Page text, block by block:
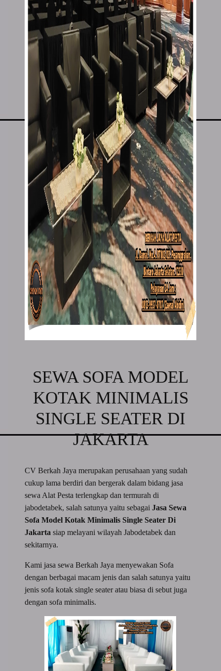
SEWA SOFA MODEL
KOTAK MINIMALIS
SINGLE SEATER DI
JAKARTA
CV Berkah Jaya merupakan perusahaan yang sudah
cukup lama berdiri dan bergerak dalam bidang jasa
sewa Alat Pesta terlengkap dan termurah di
jabodetabek, salah satunya yaitu sebagaiJasa Sewa
Sofa Model Kotak Minimalis Single Seater Di
Jakartasiap melayani wilayah Jabodetabek dan
sekitarnya.
Kami jasa sewa Berkah Jaya menyewakan Sofa
dengan berbagai macam jenis dan salah satunya yaitu
jenis sofa kotak single seater atau biasa di sebut juga
dengan sofa minimalis.